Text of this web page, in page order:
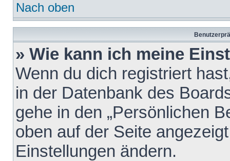
Nach oben
» Wie kann ich meine
Wenn du dich registriert
in der Datenbank des
gehe in den „Persönlichen
oben auf der Seite
Einstellungen ändern.